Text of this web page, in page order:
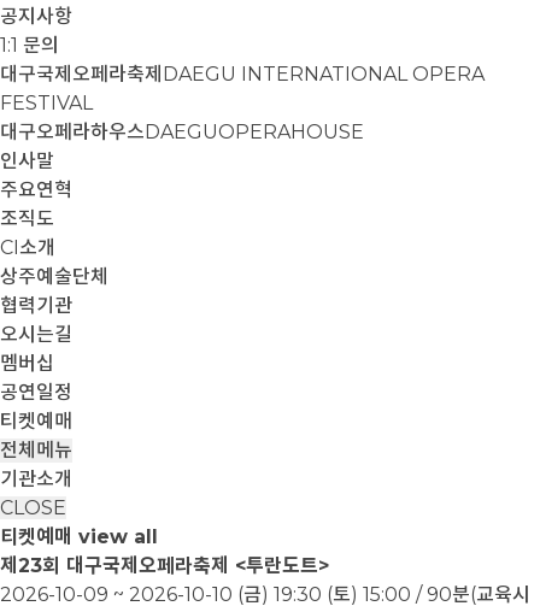
공지사항
1:1 문의
대구국제오페라축제 DAEGU INTERNATIONAL OPERA
FESTIVAL
대구오페라하우스DAEGUOPERAHOUSE
인사말
주요연혁
조직도
CI소개
상주예술단체
협력기관
오시는길
멤버십
공연일정
티켓예매
전체메뉴
기관소개
CLOSE
티켓예매 view all
제23회 대구국제오페라축제 <투란도트>
2026-10-09 ~ 2026-10-10 (금) 19:30 (토) 15:00 / 90분(교육시